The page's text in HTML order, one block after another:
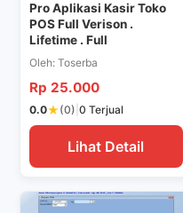
Pro Aplikasi Kasir Toko
POS Full Verison .
Lifetime . Full
Oleh: Toserba
Rp 25.000
0.0★(0) |0 Terjual
Lihat Detail